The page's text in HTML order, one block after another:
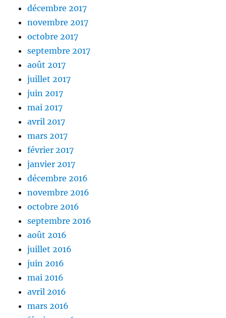
décembre 2017
novembre 2017
octobre 2017
septembre 2017
août 2017
juillet 2017
juin 2017
mai 2017
avril 2017
mars 2017
février 2017
janvier 2017
décembre 2016
novembre 2016
octobre 2016
septembre 2016
août 2016
juillet 2016
juin 2016
mai 2016
avril 2016
mars 2016